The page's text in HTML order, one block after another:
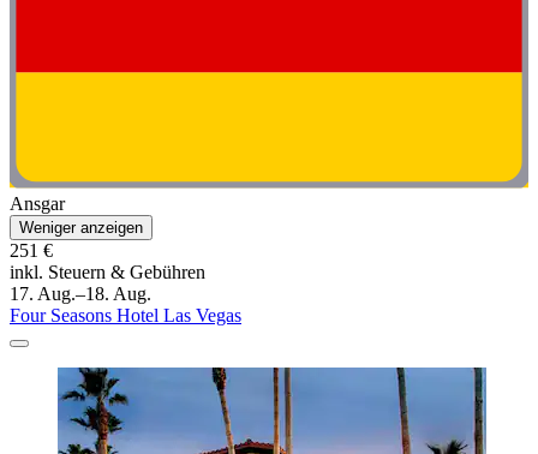
Ansgar
Weniger anzeigen
251 €
inkl. Steuern & Gebühren
17. Aug.–18. Aug.
Four Seasons Hotel Las Vegas